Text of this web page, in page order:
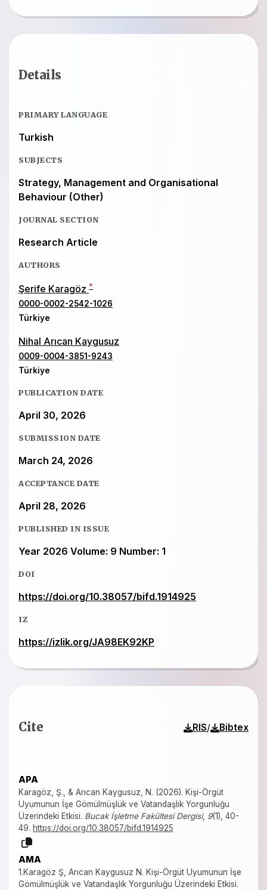
Details
PRIMARY LANGUAGE
Turkish
SUBJECTS
Strategy, Management and Organisational
Behaviour (Other)
JOURNAL SECTION
Research Article
AUTHORS
Şerife Karagöz *
0000-0002-2542-1026
Türkiye
Nihal Arıcan Kaygusuz
0009-0004-3851-9243
Türkiye
PUBLICATION DATE
April 30, 2026
SUBMISSION DATE
March 24, 2026
ACCEPTANCE DATE
April 28, 2026
PUBLISHED IN ISSUE
Year 2026 Volume: 9 Number: 1
DOI
https://doi.org/10.38057/bifd.1914925
IZ
https://izlik.org/JA98EK92KP
Cite RIS/ Bibtex
APA
Karagöz, Ş., & Arıcan Kaygusuz, N. (2026). Kişi-Örgüt
Uyumunun İşe Gömülmüşlük ve Vatandaşlık Yorgunluğu
Üzerindeki Etkisi. Bucak İşletme Fakültesi Dergisi, 9(1), 40-
49. https://doi.org/10.38057/bifd.1914925
AMA
1.Karagöz Ş, Arıcan Kaygusuz N. Kişi-Örgüt Uyumunun İşe
Gömülmüşlük ve Vatandaşlık Yorgunluğu Üzerindeki Etkisi.